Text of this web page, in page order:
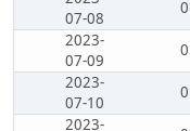
07-08
0
2023-
07-09
0
2023-
07-10
0
2023-